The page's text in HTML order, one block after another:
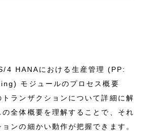
4 HANAにおける生産管理 (PP:
モジュールのプロセス概要
ランザクションについて詳細に解
全体概要を理解することで、それ
ンの細かい動作が把握できます。